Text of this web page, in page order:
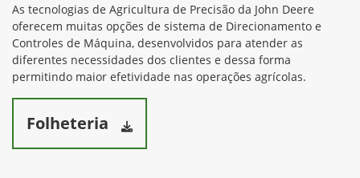
As tecnologias de Agricultura de Precisão da John Deere
oferecem muitas opções de sistema de Direcionamento e
Controles de Máquina, desenvolvidos para atender as
diferentes necessidades dos clientes e dessa forma
permitindo maior efetividade nas operações agrícolas.
Folheteria